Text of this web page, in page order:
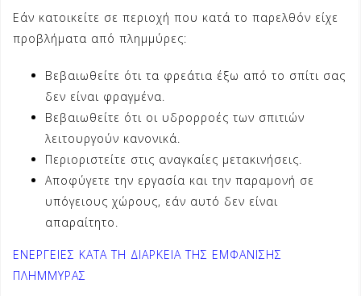
Εάν κατοικείτε σε περιοχή που κατά το παρελθόν είχε
προβλήματα από πλημμύρες:
Βεβαιωθείτε ότι τα φρεάτια έξω από το σπίτι σας
δεν είναι φραγμένα.
Βεβαιωθείτε ότι οι υδρορροές των σπιτιών
λειτουργούν κανονικά.
Περιοριστείτε στις αναγκαίες μετακινήσεις.
Αποφύγετε την εργασία και την παραμονή σε
υπόγειους χώρους, εάν αυτό δεν είναι
απαραίτητο.
ΕΝΕΡΓΕΙΕΣ ΚΑΤΑ ΤΗ ΔΙΑΡΚΕΙΑ ΤΗΣ ΕΜΦΑΝΙΣΗΣ
ΠΛΗΜΜΥΡΑΣ